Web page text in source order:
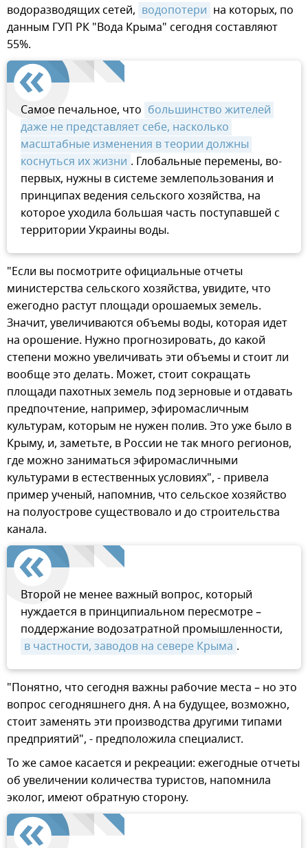
водоразводящих сетей, водопотери на которых, по
данным ГУП РК "Вода Крыма" сегодня составляют
55%.
Самое печальное, что большинство жителей
даже не представляет себе, насколько
масштабные изменения в теории должны
коснуться их жизни . Глобальные перемены, во-
первых, нужны в системе землепользования и
принципах ведения сельского хозяйства, на
которое уходила большая часть поступавшей с
территории Украины воды.
"Если вы посмотрите официальные отчеты
министерства сельского хозяйства, увидите, что
ежегодно растут площади орошаемых земель.
Значит, увеличиваются объемы воды, которая идет
на орошение. Нужно прогнозировать, до какой
степени можно увеличивать эти объемы и стоит ли
вообще это делать. Может, стоит сокращать
площади пахотных земель под зерновые и отдавать
предпочтение, например, эфиромасличным
культурам, которым не нужен полив. Это уже было в
Крыму, и, заметьте, в России не так много регионов,
где можно заниматься эфиромасличными
культурами в естественных условиях", - привела
пример ученый, напомнив, что сельское хозяйство
на полуострове существовало и до строительства
канала.
Второй не менее важный вопрос, который
нуждается в принципиальном пересмотре –
поддержание водозатратной промышленности,
в частности, заводов на севере Крыма .
"Понятно, что сегодня важны рабочие места – но это
вопрос сегодняшнего дня. А на будущее, возможно,
стоит заменять эти производства другими типами
предприятий", - предположила специалист.
То же самое касается и рекреации: ежегодные отчеты
об увеличении количества туристов, напомнила
эколог, имеют обратную сторону.